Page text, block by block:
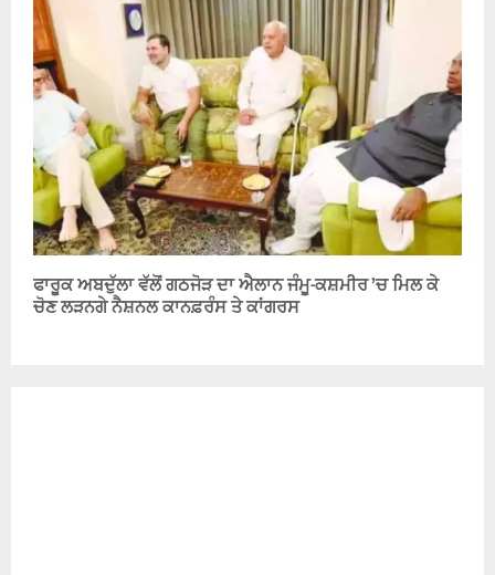
ਫਾਰੂਕ ਅਬਦੁੱਲਾ ਵੱਲੋਂ ਗਠਜੋੜ ਦਾ ਐਲਾਨ ਜੰਮੂ-ਕਸ਼ਮੀਰ ’ਚ ਮਿਲ ਕੇ
ਚੋਣ ਲੜਨਗੇ ਨੈਸ਼ਨਲ ਕਾਨਫ਼ਰੰਸ ਤੇ ਕਾਂਗਰਸ